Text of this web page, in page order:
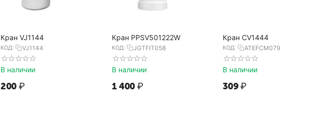
Кран VJ1144
КОД: VJ1144
В наличии
‍200‍₽
Кран PPSV501222W
КОД: JGTFIT058
В наличии
1 400₽
Кран CV1444
КОД: ATEFCM079
В наличии
‍309‍₽